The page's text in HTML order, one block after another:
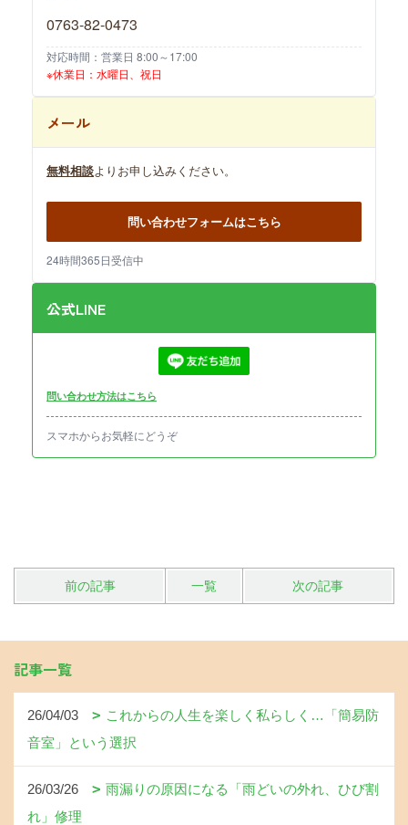
0763-82-0473
対応時間：営業日 8:00～17:00
※休業日：水曜日、祝日
メール
無料相談よりお申し込みください。
問い合わせフォームはこちら
24時間365日受信中
公式LINE
問い合わせ方法はこちら
スマホからお気軽にどうぞ
前の記事 一覧 次の記事
記事一覧
26/04/03
これからの人生を楽しく私らしく…「簡易防
音室」という選択
26/03/26
雨漏りの原因になる「雨どいの外れ、ひび割
れ」修理